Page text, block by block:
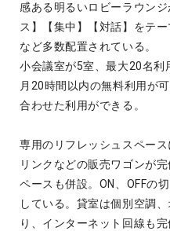
感ある明るいロビーラウン
ス】【集中】【対話】をテ
など多数配置されている。
小会議室が5室、最大20名利
月20時間以内の無料利用が
合わせた利用ができる。
専用のリフレッシュスペー
リンクなどの販売ワゴンが
ペースも併設。ON、OFFの
している。貸室は個別空調
り、インターネット回線も